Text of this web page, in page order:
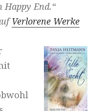
Happy End.“
Verlorene Werke